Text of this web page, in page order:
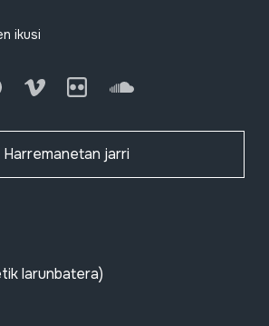
ikusi
Issuu Vimeo Flickr SoundCloud
Harremanetan jarri
larunbatera)